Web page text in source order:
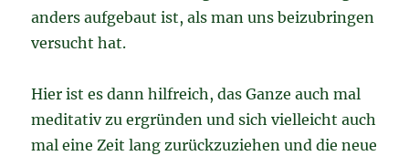
anders aufgebaut ist, als man uns beizubringen
versucht hat.
Hier ist es dann hilfreich, das Ganze auch mal
meditativ zu ergründen und sich vielleicht auch
mal eine Zeit lang zurückzuziehen und die neue